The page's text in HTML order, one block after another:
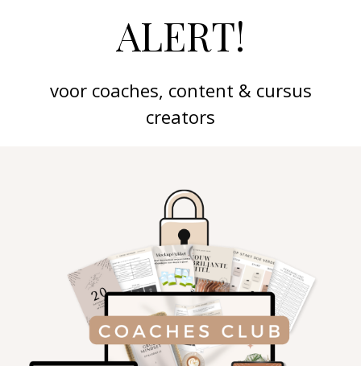
ALERT!
voor coaches, content & cursus
creators